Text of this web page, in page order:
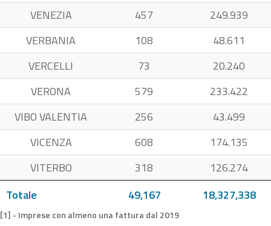
Totale 49,167 18,327,338
VENEZIA
457
249.939
VERBANIA
108
48.611
VERCELLI
73
20.240
VERONA
579
233.422
VIBO VALENTIA
256
43.499
VICENZA
608
174.135
VITERBO
318 126.274
[1] - Imprese con almeno una fattura dal 2019